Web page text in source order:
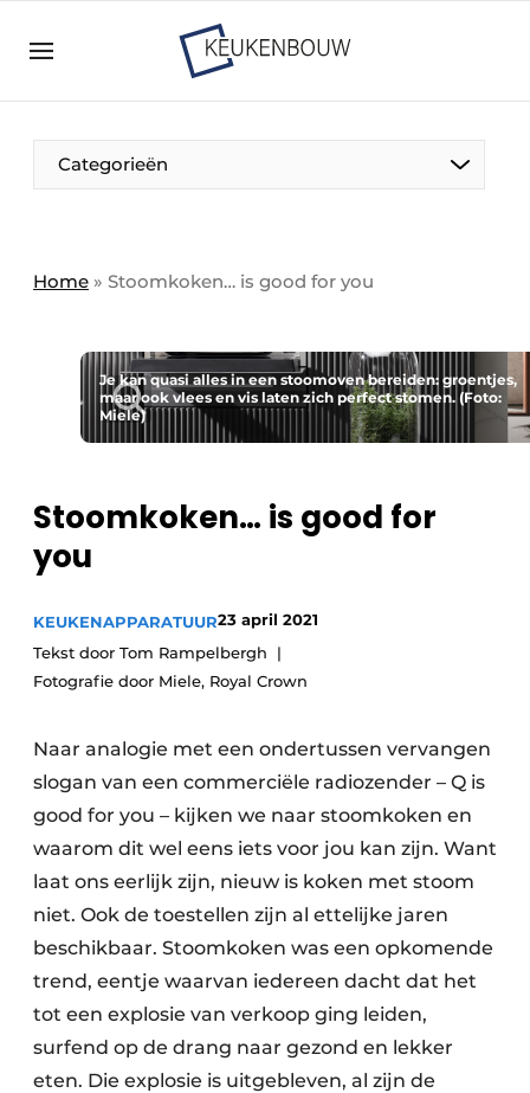
Bedrijven
Bedrijven
Direct contact
Keukenbouw | Platform over design en techniek
in de keuken-, woon-, en badkamerbranche
Meest gelezen
Podcasts
Privacy / Cookie statement
Video’s
Categorieën
Home » Stoomkoken… is good for you
Je kan quasi alles in een stoomoven bereiden: groentjes,
maar ook vlees en vis laten zich perfect stomen. (Foto:
Miele)
Stoomkoken… is good for
you
KEUKENAPPARATUUR23 april 2021
Tekst door Tom Rampelbergh
Fotografie door Miele, Royal Crown
Naar analogie met een ondertussen vervangen
slogan van een commerciële radiozender – Q is
good for you – kijken we naar stoom­koken en
waarom dit wel eens iets voor jou kan zijn. Want
laat ons eerlijk zijn, nieuw is koken met stoom
niet. Ook de toestellen zijn al ettelijke jaren
beschikbaar. Stoomkoken was een opkomende
trend, eentje waarvan iedereen dacht dat het
tot een explosie van verkoop ging leiden,
surfend op de drang naar gezond en lekker
eten. Die explosie is uitgebleven, al zijn de